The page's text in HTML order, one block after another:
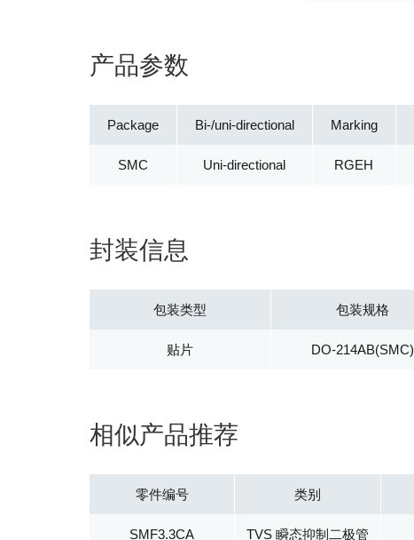
产品参数
Package
SMC
Bi-/uni-directional
Uni-directional
Marking
RGEH
封装信息
包装类型
贴片
包装规格
DO-214AB(SMC)
相似产品推荐
零件编号 类别
SMF3.3CA TVS 瞬态抑制二极管